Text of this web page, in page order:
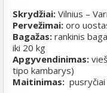
Skrydžiai: Vilnius –
Pervežimai: oro
Bagažas: rankinis
iki 20 kg
Apgyvendinimas:
tipo kambarys)
Maitinimas: